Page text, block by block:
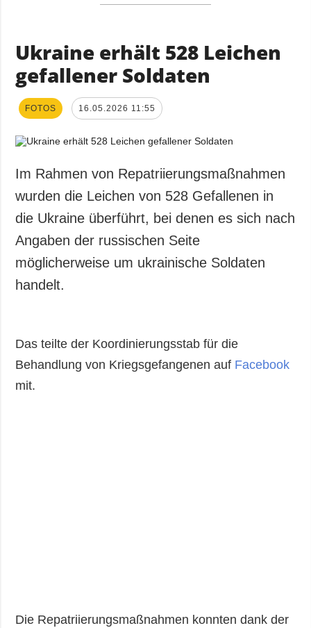
Ukraine erhält 528 Leichen
gefallener Soldaten
FOTOS 16.05.2026 11:55
Im Rahmen von Repatriierungsmaßnahmen
wurden die Leichen von 528 Gefallenen in
die Ukraine überführt, bei denen es sich nach
Angaben der russischen Seite
möglicherweise um ukrainische Soldaten
handelt.
Das teilte der Koordinierungsstab für die
Behandlung von Kriegsgefangenen auf Facebook
mit.
Die Repatriierungsmaßnahmen konnten dank der